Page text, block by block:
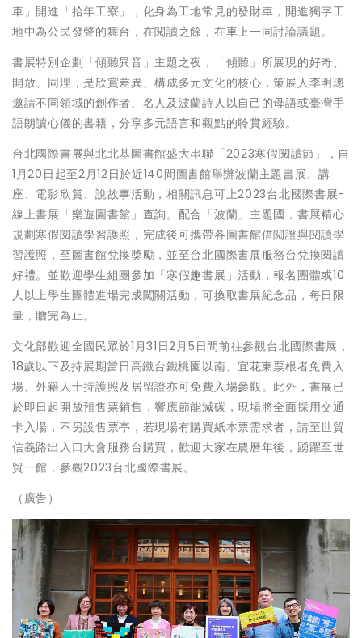
車」開進「拾年工寮」，化身為工地常見的發財車，開進獨字工
地中為公民發聲的舞台，在閱讀之餘，在車上一同討論議題。
書展特別企劃「傾聽異音」主題之夜，「傾聽」所展現的好奇、
開放、同理，是欣賞差異、構成多元文化的核心，策展人李明璁
邀請不同領域的創作者、名人及波蘭詩人以自己的母語或臺灣手
語朗讀心儀的書籍，分享多元語言和觀點的聆賞經驗。
台北國際書展與北北基圖書館盛大串聯「2023寒假閱讀節」，自
1月20日起至2月12日於近140間圖書館舉辦波蘭主題書展、講
座、電影欣賞、說故事活動，相關訊息可上2023台北國際書展-
線上書展「樂遊圖書館」查詢。配合「波蘭」主題國，書展精心
規劃寒假閱讀學習護照，完成後可攜帶各圖書館借閱證與閱讀學
習護照，至圖書館兌換獎勵，並至台北國際書展服務台兌換閱讀
好禮。並歡迎學生組團參加「寒假趣書展」活動，報名團體或10
人以上學生團體進場完成闖關活動，可換取書展紀念品，每日限
量，贈完為止。
文化部歡迎全國民眾於1月31日2月5日間前往參觀台北國際書展，
18歲以下及持展期當日高鐵台鐵桃園以南、宜花東票根者免費入
場。外籍人士持護照及居留證亦可免費入場參觀。此外，書展已
於即日起開放預售票銷售，響應節能減碳，現場將全面採用交通
卡入場，不另設售票亭，若現場有購買紙本票需求者，請至世貿
信義路出入口大會服務台購買，歡迎大家在農曆年後，踴躍至世
貿一館，參觀2023台北國際書展。
（廣告）